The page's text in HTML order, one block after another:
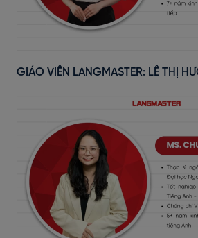
GIÁO VIÊN LANGMASTER: LÊ THỊ